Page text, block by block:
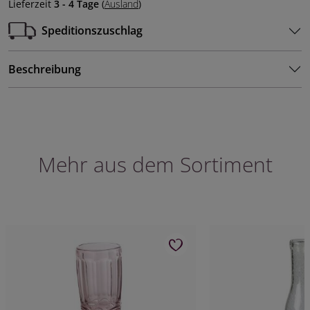
Lieferzeit 3 - 4 Tage (Ausland)
Speditionszuschlag
Beschreibung
Mehr aus dem Sortiment